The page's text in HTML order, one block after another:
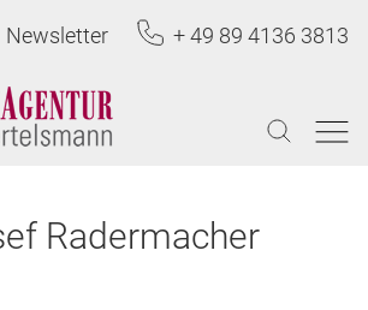
Newsletter + 49 89 4136 3813
Radermacher